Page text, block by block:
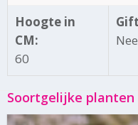
Hoogte in
CM:
60
Nee
Soortgelijke planten